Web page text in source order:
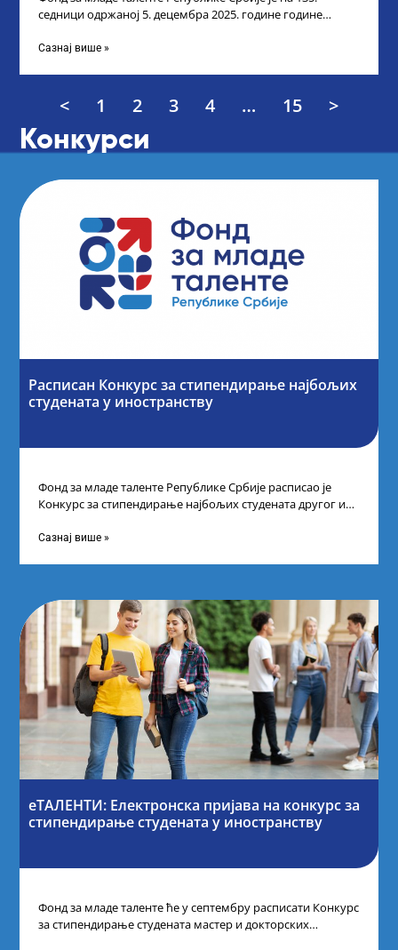
седници одржаној 5. децембра 2025. године године
Сазнај више »
< 1 2 3 4 … 15 >
Конкурси
Расписан Конкурс за стипендирање најбољих
студената у иностранству
Фонд за младе таленте Републике Србије расписао је
Конкурс за стипендирање најбољих студената другог и
Сазнај више »
еТАЛЕНТИ: Електронска пријава на конкурс за
стипендирање студената у иностранству
Фонд за младе таленте ће у септембру расписати Конкурс
за стипендирање студената мастер и докторских